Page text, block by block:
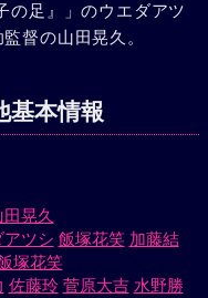
の足』」のウエダアツ
督の山田晃久。
基本情報
田晃久
アツシ 飯塚花笑 加藤結
塚花笑
佐藤玲 菅原大吉 水野勝